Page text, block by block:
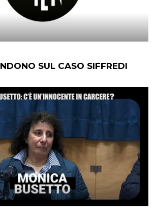
SUL CASO SIFFREDI